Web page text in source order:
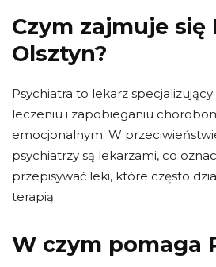
Czym zajmuje się
Olsztyn?
Psychiatra to lekarz
leczeniu i zapobieganiu
emocjonalnym. W
psychiatrzy są lekarzami, co
przepisywać leki, które często
terapią.
W czym pomaga